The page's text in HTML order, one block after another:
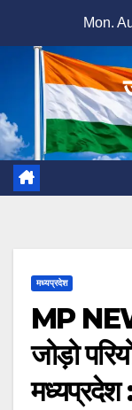
content
Mon.
मध्यप्रदेश
MP
जोड़ो
मध्यप्रदेश